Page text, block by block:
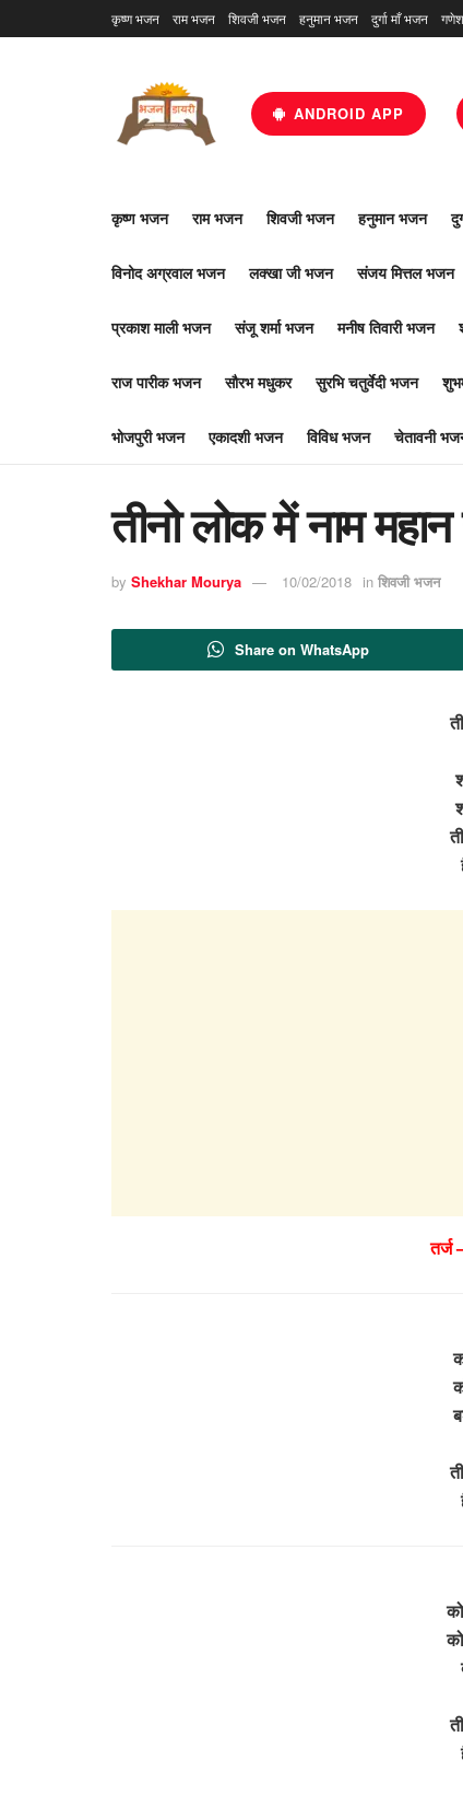
कृष्ण भजन राम भजन शिवजी भजन हनुमान भजन दुर्गा माँ भजन
ANDROID APP
कृष्ण भजन राम भजन शिवजी भजन हनुमान भजन
विनोद अग्रवाल भजन लक्खा जी भजन संजय मित्तल भजन
प्रकाश माली भजन संजू शर्मा भजन मनीष तिवारी भजन
राज पारीक भजन सौरभ मधुकर सुरभि चतुर्वेदी भजन
भोजपुरी भजन एकादशी भजन विविध भजन चेतावनी
तीनो लोक में नाम
by Shekhar Mourya 10/02/2018 in शिवजी भजन
Share on WhatsApp
तर्ज